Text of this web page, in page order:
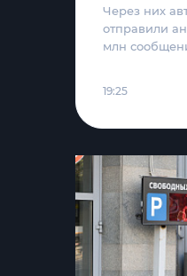
Через них
отправили
млн
19:25